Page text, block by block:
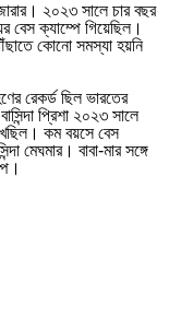
জারার। ২০২৩ সালে চার বছর
বেস ক্যাম্পে গিয়েছিল।
কোনো সমস্যা হয়নি
রেকর্ড ছিল ভারতের
প্রিশা ২০২৩ সালে
কম বয়সে বেস
মেঘমার। বাবা-মার সঙ্গে